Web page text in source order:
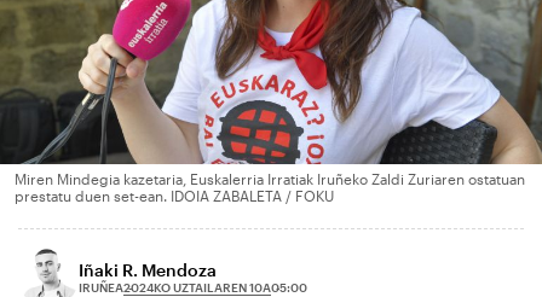
Miren Mindegia kazetaria, Euskalerria Irratiak Iruñeko Zaldi Zuriaren ostatuan
prestatu duen set-ean. IDOIA ZABALETA / FOKU
Iñaki R. Mendoza
IRUÑEA2024KO UZTAILAREN 10A05:00